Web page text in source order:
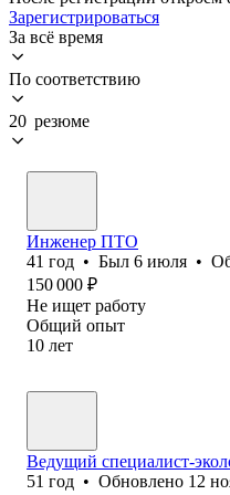
Зарегистрироваться
За всё время
По соответствию
20 резюме
Инженер ПТО
41 год • Был 6 июля •
150 000 ₽
Не ищет работу
Общий опыт
10 лет
Ведущий специалист-
51 год • Обновлено 12